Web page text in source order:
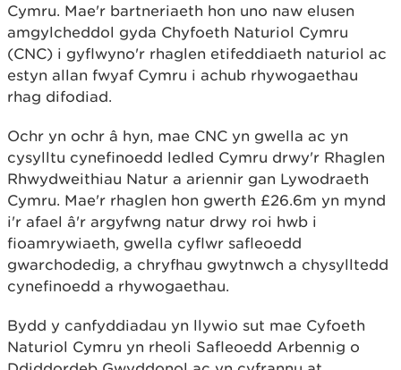
Cymru. Mae'r bartneriaeth hon uno naw elusen
amgylcheddol gyda Chyfoeth Naturiol Cymru
(CNC) i gyflwyno'r rhaglen etifeddiaeth naturiol ac
estyn allan fwyaf Cymru i achub rhywogaethau
rhag difodiad.
Ochr yn ochr â hyn, mae CNC yn gwella ac yn
cysylltu cynefinoedd ledled Cymru drwy'r Rhaglen
Rhwydweithiau Natur a ariennir gan Lywodraeth
Cymru. Mae'r rhaglen hon gwerth £26.6m yn mynd
i'r afael â'r argyfwng natur drwy roi hwb i
fioamrywiaeth, gwella cyflwr safleoedd
gwarchodedig, a chryfhau gwytnwch a chysylltedd
cynefinoedd a rhywogaethau.
Bydd y canfyddiadau yn llywio sut mae Cyfoeth
Naturiol Cymru yn rheoli Safleoedd Arbennig o